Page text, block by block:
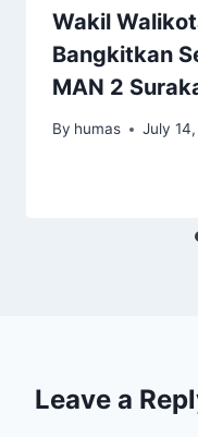
Wakil
Bangkitkan
MAN 2
By humas July
Leave a